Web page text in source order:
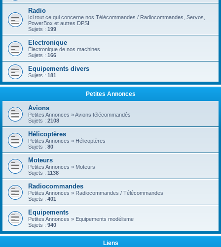
Radio
Ici tout ce qui concerne nos Télécommandes / Radiocommandes, Servos,
PowerBox et autres DPSI
Sujets : 199
Electronique
Électronique de nos machines
Sujets : 166
Equipements divers
Sujets : 181
Petites Annonces
Avions
Petites Annonces » Avions télécommandés
Sujets : 2108
Hélicoptères
Petites Annonces » Hélicoptères
Sujets : 80
Moteurs
Petites Annonces » Moteurs
Sujets : 1138
Radiocommandes
Petites Annonces » Radiocommandes / Télécommandes
Sujets : 401
Equipements
Petites Annonces » Equipements modélisme
Sujets : 940
Liens